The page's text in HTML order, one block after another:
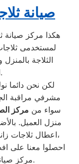
صيانة
هكذا مركز
لمستخدمى
الثلاجة
الصيانه لثلاجات زانوسي.
لكن نحن دائما
مشرفي مراقبة
سواء من مركز
منزل العميل.
اعطال ثلاجات زانوسي بجميع موديلاتها القديم منها والحديث،
احصلوا معنا على
مركز صيانة زانوسي المعتمد في كوم حمادة.